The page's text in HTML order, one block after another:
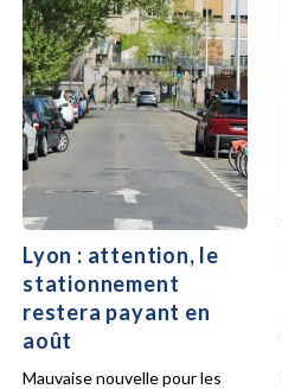
Lyon : attention, le
stationnement
restera payant en
août
Mauvaise nouvelle pour les